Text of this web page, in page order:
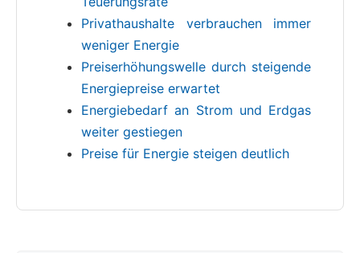
Privathaushalte verbrauchen immer
weniger Energie
Preiserhöhungswelle durch steigende
Energiepreise erwartet
Energiebedarf an Strom und Erdgas
weiter gestiegen
Preise für Energie steigen deutlich